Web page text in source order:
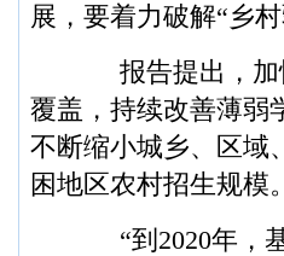
展，要着力破解“乡
报告提出，加
覆盖，持续改善薄弱
不断缩小城乡、区域
困地区农村招生规模。
“到2020年，基